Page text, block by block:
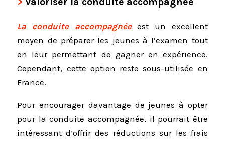
La conduite accompagnéeest un excellent
moyen de préparer les jeunes à l’examen tout
en leur permettant de gagner en expérience.
Cependant, cette option reste sous-utilisée en
France.
Pour encourager davantage de jeunes à opter
pour la conduite accompagnée, il pourrait être
intéressant d’offrir des réductions sur les frais